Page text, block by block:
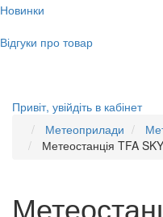
Новинки
Відгуки про товар
Привіт, увійдіть в кабінет
Метеоприлади
Метеостанція TFA